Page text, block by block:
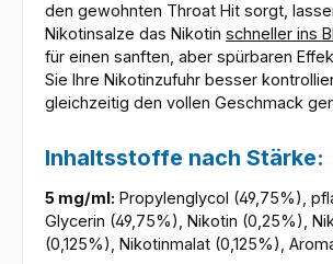
den gewohnten Throat Hit sorgt,
Nikotinsalze das Nikotin schneller ins
für einen sanften, aber spürbaren
Sie Ihre Nikotinzufuhr besser
gleichzeitig den vollen Geschmack
Inhaltsstoffe nach Stärke:
5 mg/ml: Propylenglycol (49,75%),
Glycerin (49,75%), Nikotin (0,25%),
(0,125%), Nikotinmalat (0,125%),